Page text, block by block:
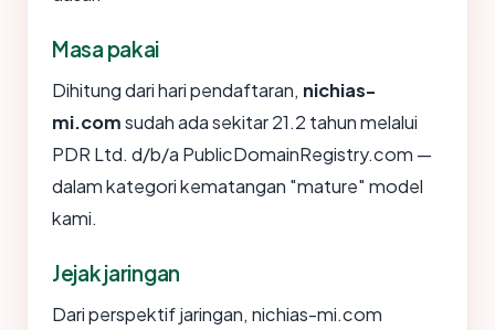
Masa pakai
Dihitung dari hari pendaftaran, nichias-
mi.comsudah ada sekitar 21.2 tahun melalui
PDR Ltd. d/b/a PublicDomainRegistry.com —
dalam kategori kematangan "mature" model
kami.
Jejak jaringan
Dari perspektif jaringan, nichias-mi.com